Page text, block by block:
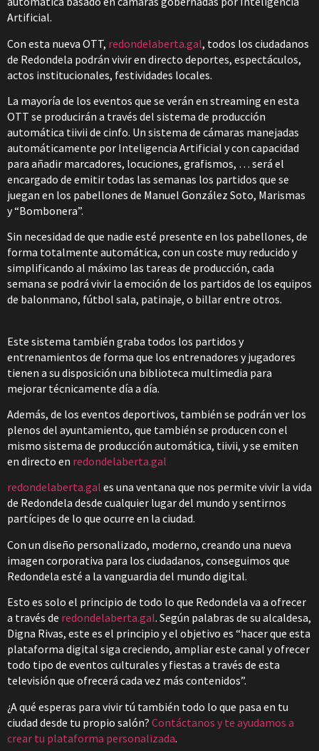
Artificial.
Con esta nueva OTT, redondelaberta.gal, todos los ciudadanos
de Redondela podrán vivir en directo deportes, espectáculos,
actos institucionales, festividades locales.
La mayoría de los eventos que se verán en streaming en esta
OTT se producirán a través del sistema de producción
automática tiivii de cinfo. Un sistema de cámaras manejadas
automáticamente por Inteligencia Artificial y con capacidad
para añadir marcadores, locuciones, grafismos, … será el
encargado de emitir todas las semanas los partidos que se
juegan en los pabellones de Manuel González Soto, Marismas
y “Bombonera”.
Sin necesidad de que nadie esté presente en los pabellones, de
forma totalmente automática, con un coste muy reducido y
simplificando al máximo las tareas de producción, cada
semana se podrá vivir la emoción de los partidos de los equipos
de balonmano, fútbol sala, patinaje, o billar entre otros.
Este sistema también graba todos los partidos y
entrenamientos de forma que los entrenadores y jugadores
tienen a su disposición una biblioteca multimedia para
mejorar técnicamente día a día.
Además, de los eventos deportivos, también se podrán ver los
plenos del ayuntamiento, que también se producen con el
mismo sistema de producción automática, tiivii, y se emiten
en directo en redondelaberta.gal
redondelaberta.gal es una ventana que nos permite vivir la vida
de Redondela desde cualquier lugar del mundo y sentirnos
partícipes de lo que ocurre en la ciudad.
Con un diseño personalizado, moderno, creando una nueva
imagen corporativa para los ciudadanos, conseguimos que
Redondela esté a la vanguardia del mundo digital.
Esto es solo el principio de todo lo que Redondela va a ofrecer
a través de redondelaberta.gal. Según palabras de su alcaldesa,
Digna Rivas, este es el principio y el objetivo es “hacer que esta
plataforma digital siga creciendo, ampliar este canal y ofrecer
todo tipo de eventos culturales y fiestas a través de esta
televisión que ofrecerá cada vez más contenidos”.
¿A qué esperas para vivir tú también todo lo que pasa en tu
ciudad desde tu propio salón? Contáctanos y te ayudamos a
crear tu plataforma personalizada.